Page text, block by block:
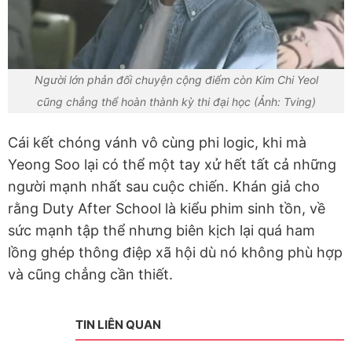
Người lớn phản đối chuyện cộng điểm còn Kim Chi Yeol
cũng chẳng thể hoàn thành kỳ thi đại học (Ảnh: Tving)
Cái kết chóng vánh vô cùng phi logic, khi mà
Yeong Soo lại có thể một tay xử hết tất cả những
người mạnh nhất sau cuộc chiến. Khán giả cho
rằng Duty After School là kiểu phim sinh tồn, về
sức mạnh tập thể nhưng biên kịch lại quá ham
lồng ghép thông điệp xã hội dù nó không phù hợp
và cũng chẳng cần thiết.
TIN LIÊN QUAN